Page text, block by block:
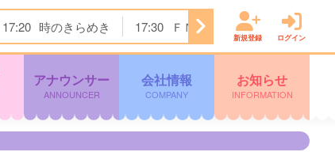
17:20 時のきらめき 17:30 ＦＮＮ Ｌｉｖｅ Ｎｅｗｓ
新規登録 ログイン
アナウンサー
ANNOUNCER
会社情報
COMPANY
お知らせ
INFORMATION